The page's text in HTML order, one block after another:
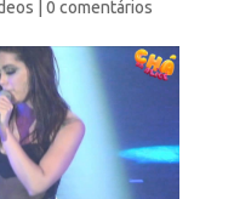
0 comentários